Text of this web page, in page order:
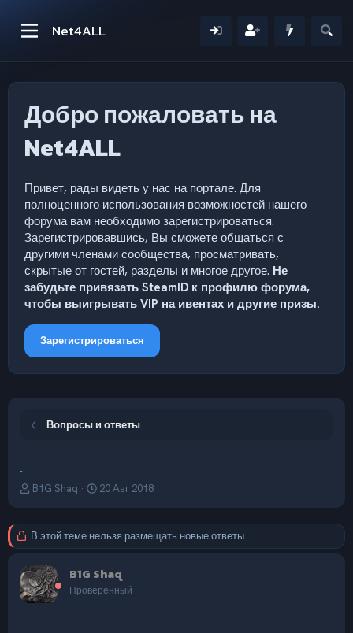
Net4ALL
Добро пожаловать на
Net4ALL
Привет, рады видеть у нас на портале. Для
полноценного использования возможностей нашего
форума вам необходимо зарегистрироваться.
Зарегистрировавшись, Вы сможете общаться с
другими членами сообщества, просматривать,
скрытые от гостей, разделы и многое другое. Не
забудьте привязать SteamID к профилю форума,
чтобы выигрывать VIP на ивентах и другие призы.
Зарегистрироваться
Вопросы и ответы
.
А
о
е
м
ы
B1G Shaq
Д
ч
а
20 Авг 2018
В этой теме нельзя размещать новые ответы.
B1G Shaq
Проверенный